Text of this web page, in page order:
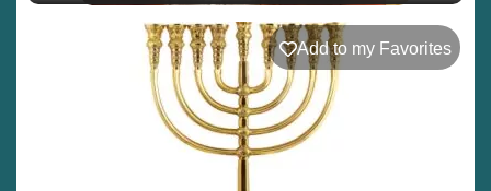
Add to my Favorites